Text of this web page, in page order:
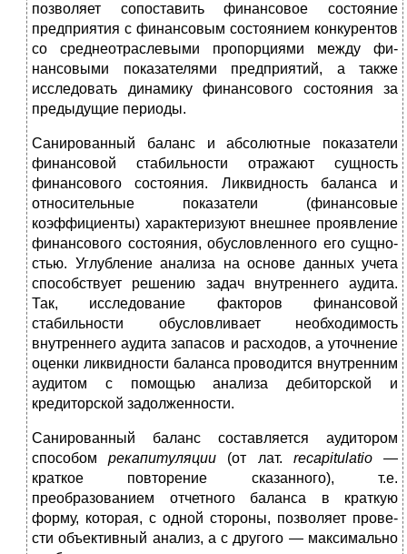
позволяет сопоставить финансовое состояние
предприятия с финансовым состоянием кон­курентов
со среднеотраслевыми пропорциями между фи­
нансовыми показателями предприятий, а также
исследо­вать динамику финансового состояния за
предыдущие пе­риоды.
Санированный баланс и абсолютные показатели
финан­совой стабильности отражают сущность
финансового состо­яния. Ликвидность баланса и
относительные показатели (финансовые
коэффициенты) характеризуют внешнее про­явление
финансового состояния, обусловленного его сущно­
стью. Углубление анализа на основе данных учета
способ­ствует решению задач внутреннего аудита.
Так, исследование факторов финансовой
стабильности обусловливает не­обходимость
внутреннего аудита запасов и расходов, а уточ­нение
оценки ликвидности баланса проводится внутренним
аудитом с помощью анализа дебиторской и
кредиторской задолженности.
Санированный баланс составляется аудитором
способомрекапитуляции (от лат. recapitulatio —
краткое повторе­ние сказанного), т.е.
преобразованием отчетного баланса в краткую
форму, которая, с одной стороны, позволяет прове­
сти объективный анализ, а с другого — максимально